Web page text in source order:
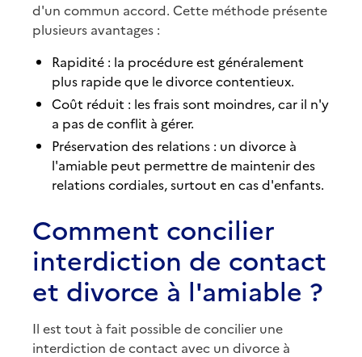
d'un commun accord. Cette méthode présente
plusieurs avantages :
Rapidité : la procédure est généralement
plus rapide que le divorce contentieux.
Coût réduit : les frais sont moindres, car il n'y
a pas de conflit à gérer.
Préservation des relations : un divorce à
l'amiable peut permettre de maintenir des
relations cordiales, surtout en cas d'enfants.
Comment concilier
interdiction de contact
et divorce à l'amiable ?
Il est tout à fait possible de concilier une
interdiction de contact avec un divorce à